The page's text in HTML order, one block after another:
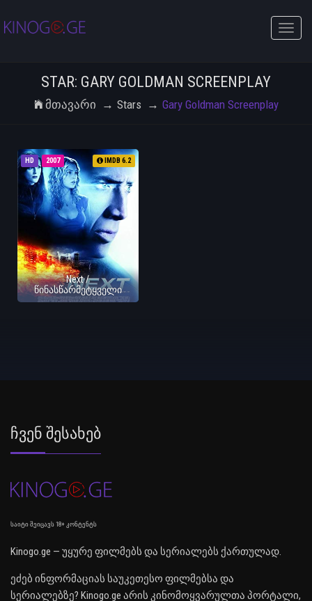
Toggle
STAR: GARY GOLDMAN SCREENPLAY
Მთავარი Stars Gary Goldman Screenplay
HD 2007 IMDB 6.2
Next /
წინასწარმეტყველი
Ჩვენ Შესახებ
საიტი შეიცავს 18+ კონტენტს
Kinogo.ge — უყურე ფილმებს და სერიალებს ქართულად.
ეძებ ინფორმაციას საუკეთესო ფილმებსა და
სერიალებზე? Kinogo.ge არის კინომოყვარულთა პორტალი,